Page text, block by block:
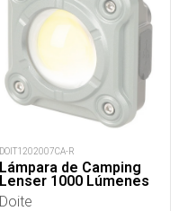
DOIT1202007CA-R
Lámpara de Camping
Lenser 1000 Lúmenes
Doite